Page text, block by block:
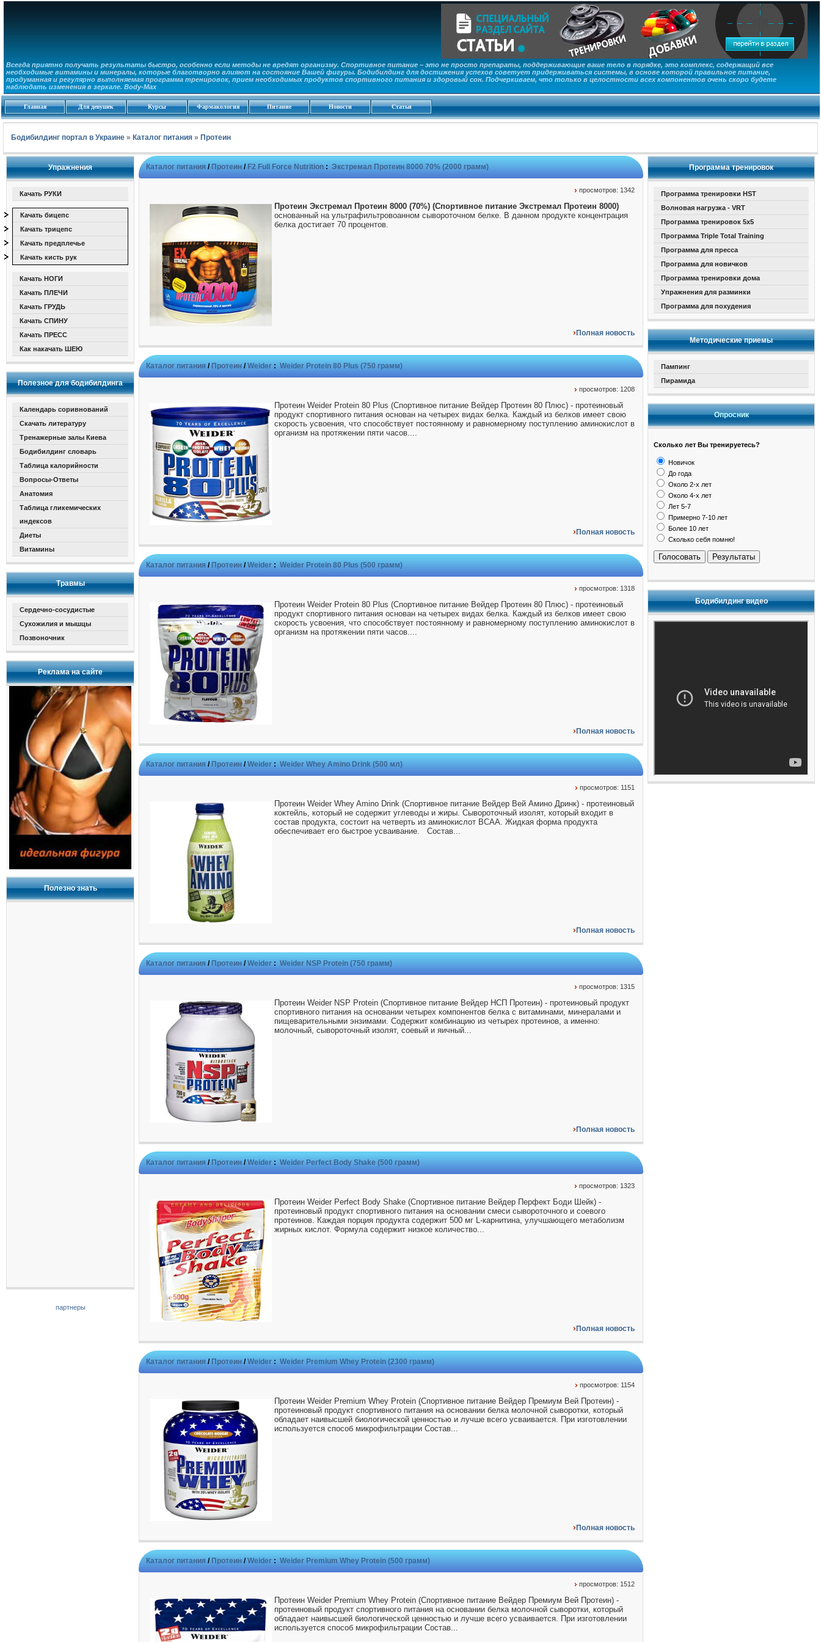
Всегда приятно получать результаты быстро, особенно если методы не вредят организму. Спортивное питание – это не просто препараты, поддерживающие ваше тело в порядке, это комплекс, содержащий все
необходимые витамины и минералы, которые благотворно влияют на состояние Вашей фигуры. Бодибилдинг для достижения успехов советует придерживаться системы, в основе которой правильное питание,
продуманная и регулярно выполняемая программа тренировок, прием необходимых продуктов спортивного питания и здоровый сон. Подчеркиваем, что только в целостности всех компонентов очень скоро будете
наблюдать изменения в зеркале. Body-Max
Главная Для девушек Курсы Фармакология Питание Новости Статьи
Бодибилдинг портал в Украине » Каталог питания » Протеин
Упражнения
Качать РУКИ
Качать бицепс
Качать трицепс
Качать предплечье
Качать кисть рук
Качать НОГИ
Качать ПЛЕЧИ
Качать ГРУДЬ
Качать СПИНУ
Качать ПРЕСС
Как накачать ШЕЮ
Полезное для бодибилдинга
Календарь соривнований
Скачать литературу
Тренажерные залы Киева
Бодибилдинг словарь
Таблица калорийности
Вопросы-Ответы
Анатомия
Таблица гликемических
индексов
Диеты
Витамины
Травмы
Сердечно-сосудистые
Сухожилия и мышцы
Позвоночник
Реклама на сайте
Полезно знать
партнеры
Каталог питания / Протеин / F2 Full Force Nutrition : Экстремал Протеин 8000 70% (2000 грамм)
просмотров: 1342
Протеин Экстремал Протеин 8000 (70%) (Спортивное питание Экстремал Протеин 8000)
основанный на ультрафильтровоанном сывороточном белке. В данном продукте концентрация
белка достигает 70 процентов.
Полная новость
Каталог питания / Протеин /Weider : Weider Protein 80 Plus (750 грамм)
просмотров: 1208
Протеин Weider Protein 80 Plus (Спортивное питание Вейдер Протеин 80 Плюс) - протеиновый
продукт спортивного питания основан на четырех видах белка. Каждый из белков имеет свою
скорость усвоения, что способствует постоянному и равномерному поступлению аминокислот в
организм на протяжении пяти часов....
Полная новость
Каталог питания / Протеин /Weider : Weider Protein 80 Plus (500 грамм)
просмотров: 1318
Протеин Weider Protein 80 Plus (Спортивное питание Вейдер Протеин 80 Плюс) - протеиновый
продукт спортивного питания основан на четырех видах белка. Каждый из белков имеет свою
скорость усвоения, что способствует постоянному и равномерному поступлению аминокислот в
организм на протяжении пяти часов....
Полная новость
Каталог питания / Протеин /Weider : Weider Whey Amino Drink (500 мл)
просмотров: 1151
Протеин Weider Whey Amino Drink (Спортивное питание Вейдер Вей Амино Дринк) - протеиновый
коктейль, который не содержит углеводы и жиры. Сывороточный изолят, который входит в
состав продукта, состоит на четверть из аминокислот BCAA. Жидкая форма продукта
обеспечивает его быстрое усваивание. Состав...
Полная новость
Каталог питания / Протеин /Weider : Weider NSP Protein (750 грамм)
просмотров: 1315
Протеин Weider NSP Protein (Спортивное питание Вейдер НСП Протеин) - протеиновый продукт
спортивного питания на основании четырех компонентов белка с витаминами, минералами и
пищеварительными энзимами. Содержит комбинацию из четырех протеинов, а именно:
молочный, сывороточный изолят, соевый и яичный...
Полная новость
Каталог питания / Протеин /Weider : Weider Perfect Body Shake (500 грамм)
просмотров: 1323
Протеин Weider Perfect Body Shake (Спортивное питание Вейдер Перфект Боди Шейк) -
протеиновый продукт спортивного питания на основании смеси сывороточного и соевого
протеинов. Каждая порция продукта содержит 500 мг L-карнитина, улучшающего метаболизм
жирных кислот. Формула содержит низкое количество...
Полная новость
Каталог питания / Протеин /Weider : Weider Premium Whey Protein (2300 грамм)
просмотров: 1154
Протеин Weider Premium Whey Protein (Спортивное питание Вейдер Премиум Вей Протеин) -
протеиновый продукт спортивного питания на основании белка молочной сыворотки, который
обладает наивысшей биологической ценностью и лучше всего усваивается. При изготовлении
используется способ микрофильтрации Состав...
Полная новость
Каталог питания / Протеин /Weider : Weider Premium Whey Protein (500 грамм)
просмотров: 1512
Протеин Weider Premium Whey Protein (Спортивное питание Вейдер Премиум Вей Протеин) -
протеиновый продукт спортивного питания на основании белка молочной сыворотки, который
обладает наивысшей биологической ценностью и лучше всего усваивается. При изготовлении
используется способ микрофильтрации Состав...
Программа тренировок
Программа тренировки HST
Волновая нагрузка - VRT
Программа тренировок 5х5
Программа Triple Total Training
Программа для пресса
Программа для новичков
Программа тренировки дома
Упражнения для разминки
Программа для похудения
Методические приемы
Пампинг
Пирамида
Опросник
Сколько лет Вы тренируетесь?
Новичок
До года
Около 2-х лет
Около 4-х лет
Лет 5-7
Примерно 7-10 лет
Более 10 лет
Сколько себя помню!
Голосовать Результаты
Бодибилдинг видео